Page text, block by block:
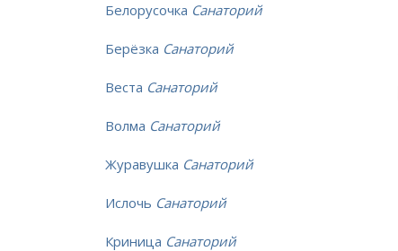
Белорусочка Санаторий
Берёзка Санаторий
Веста Санаторий
Волма Санаторий
Журавушка Санаторий
Ислочь Санаторий
Криница Санаторий